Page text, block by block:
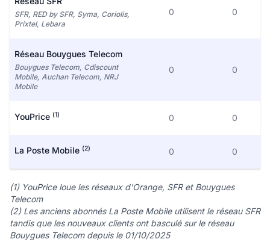
SFR, RED by SFR, Syma, Coriolis,
Prixtel, Lebara
0 0
Réseau Bouygues Telecom
Bouygues Telecom, Cdiscount
Mobile, Auchan Telecom, NRJ
Mobile
0 0
YouPrice (1) 0 0
La Poste Mobile (2) 0 0
(1) YouPrice loue les réseaux d'Orange, SFR et Bouygues
Telecom
(2) Les anciens abonnés La Poste Mobile utilisent le réseau SFR
tandis que les nouveaux clients ont basculé sur le réseau
Bouygues Telecom depuis le 01/10/2025